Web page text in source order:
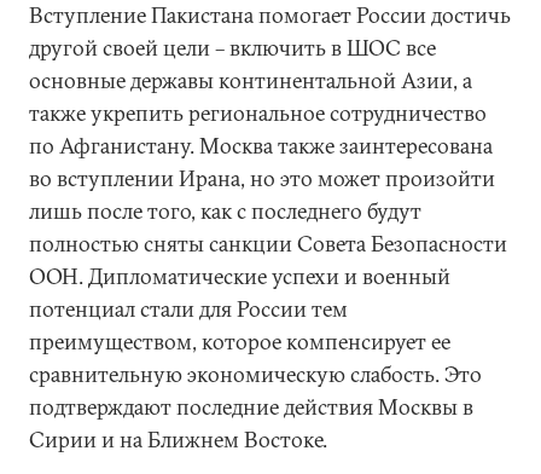
Вступление Пакистана помогает России достичь
другой своей цели – включить в ШОС все
основные державы континентальной Азии, а
также укрепить региональное сотрудничество
по Афганистану. Москва также заинтересована
во вступлении Ирана, но это может произойти
лишь после того, как с последнего будут
полностью сняты санкции Совета Безопасности
ООН. Дипломатические успехи и военный
потенциал стали для России тем
преимуществом, которое компенсирует ее
сравнительную экономическую слабость. Это
подтверждают последние действия Москвы в
Сирии и на Ближнем Востоке.